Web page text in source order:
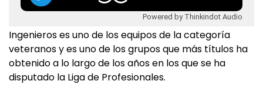
Powered by Thinkindot Audio
Ingenieros es uno de los equipos de la categoría
veteranos y es uno de los grupos que más títulos ha
obtenido a lo largo de los años en los que se ha
disputado la Liga de Profesionales.